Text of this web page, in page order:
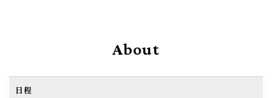
About
日程